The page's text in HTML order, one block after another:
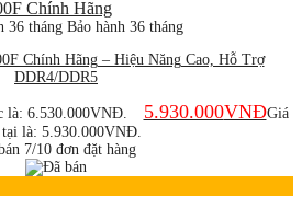
Bảo hành 36 tháng
Chính Hãng – Hiệu Năng Cao, Hỗ Trợ
DDR4/DDR5
là: 6.530.000VNĐ. 5.930.000VNĐGiá
tại là: 5.930.000VNĐ.
7/10 đơn đặt hàng